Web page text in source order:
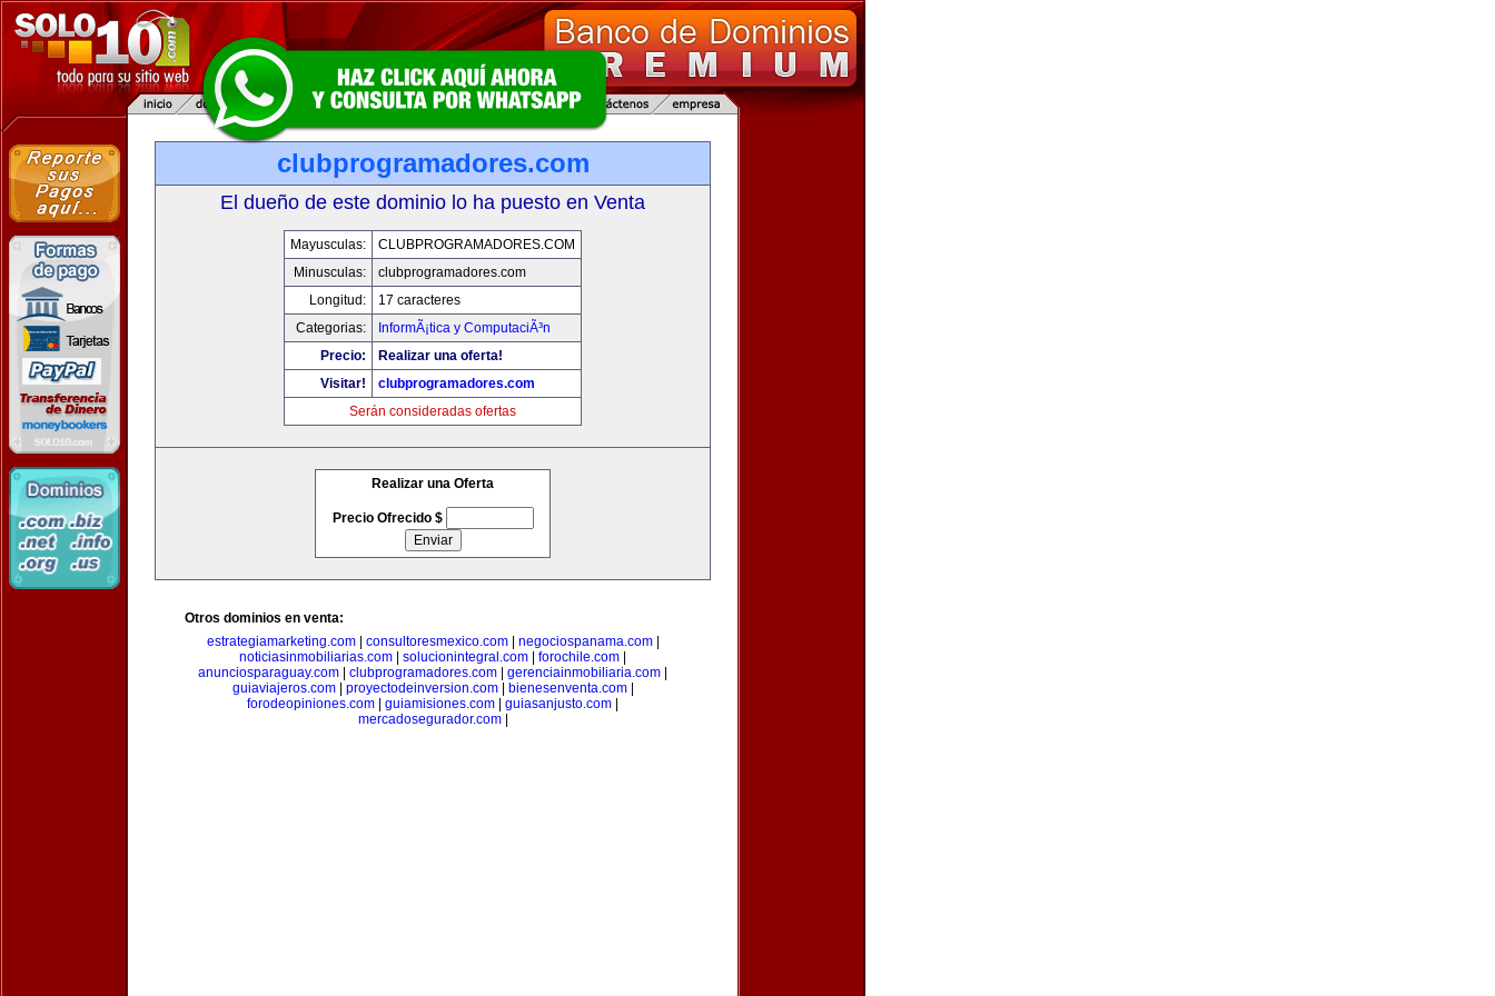
clubprogramadores.com
El dueño de este dominio lo ha puesto en Venta
Mayusculas:
CLUBPROGRAMADORES.COM
Minusculas:
clubprogramadores.com
Longitud:
17 caracteres
Categorias:
InformÃ¡tica y ComputaciÃ³n
Precio:
Realizar una oferta!
Visitar!
clubprogramadores.com
Serán consideradas ofertas
Realizar una Oferta
Precio Ofrecido $
Otros dominios en venta:
estrategiamarketing.com| consultoresmexico.com| negociospanama.com|
noticiasinmobiliarias.com
solucionintegral.com forochile.com
anunciosparaguay.com
clubprogramadores.com gerenciainmobiliaria.com
guiaviajeros.com| proyectodeinversion.com| bienesenventa.com|
forodeopiniones.com
guiamisiones.com guiasanjusto.com
mercadosegurador.com|